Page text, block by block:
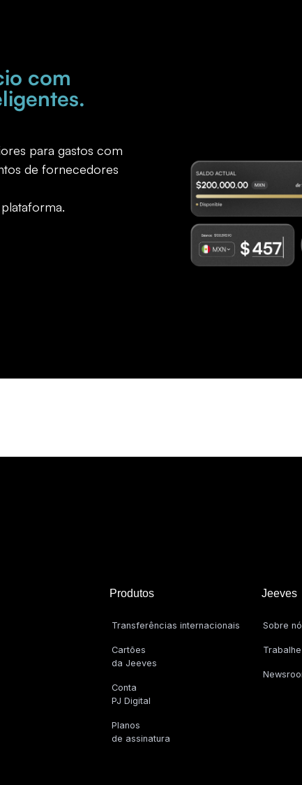
com
para gastos com
de fornecedores
Produtos
Transferências internacionais
Cartões
da Jeeves
Conta
PJ Digital
Planos
de assinatura
Jeeves
Sobre